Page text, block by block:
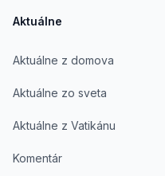
Aktuálne
Aktuálne z domova
Aktuálne zo sveta
Aktuálne z Vatikánu
Komentár